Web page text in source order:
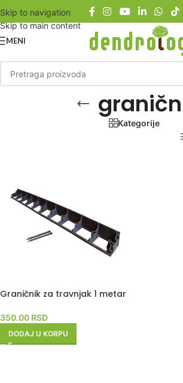
Skip to navigation
Skip to main content
MENI
Kategorije
Graničnik za travnjak 1 metar
350.00 RSD
DODAJ U KORPU